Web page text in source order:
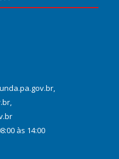
às 14:00